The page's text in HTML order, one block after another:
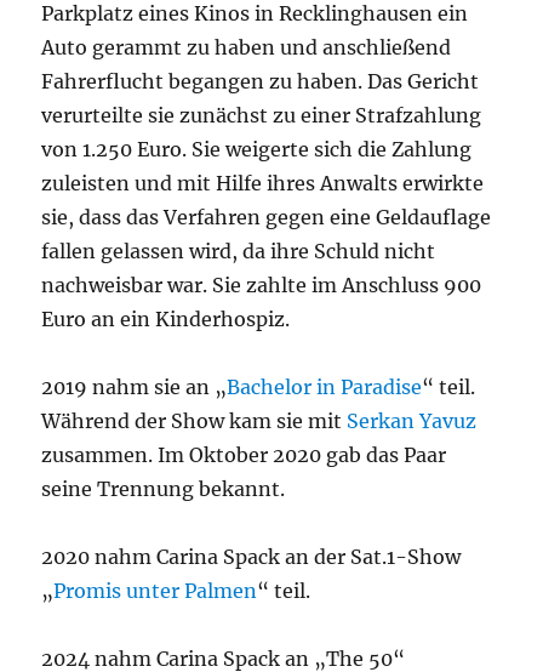
Parkplatz eines Kinos in Recklinghausen ein
Auto gerammt zu haben und anschließend
Fahrerflucht begangen zu haben. Das Gericht
verurteilte sie zunächst zu einer Strafzahlung
von 1.250 Euro. Sie weigerte sich die Zahlung
zuleisten und mit Hilfe ihres Anwalts erwirkte
sie, dass das Verfahren gegen eine Geldauflage
fallen gelassen wird, da ihre Schuld nicht
nachweisbar war. Sie zahlte im Anschluss 900
Euro an ein Kinderhospiz.
2019 nahm sie an „Bachelor in Paradise“ teil.
Während der Show kam sie mit Serkan Yavuz
zusammen. Im Oktober 2020 gab das Paar
seine Trennung bekannt.
2020 nahm Carina Spack an der Sat.1-Show
„Promis unter Palmen“ teil.
2024 nahm Carina Spack an „The 50“